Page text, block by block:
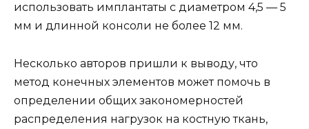
использовать имплантаты с диаметром 4,5 — 5
мм и длинной консоли не более 12 мм.
Несколько авторов пришли к выводу, что
метод конечных элементов может помочь в
определении общих закономерностей
распределения нагрузок на костную ткань,